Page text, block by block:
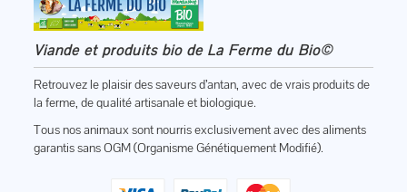
Viande et produits bio de La Ferme du Bio©
Retrouvez le plaisir des saveurs d’antan, avec de vrais produits de
la ferme, de qualité artisanale et biologique.
Tous nos animaux sont nourris exclusivement avec des aliments
garantis sans OGM (Organisme Génétiquement Modifié).